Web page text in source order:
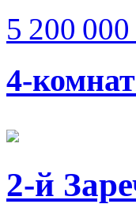
5 200
4-
2-й